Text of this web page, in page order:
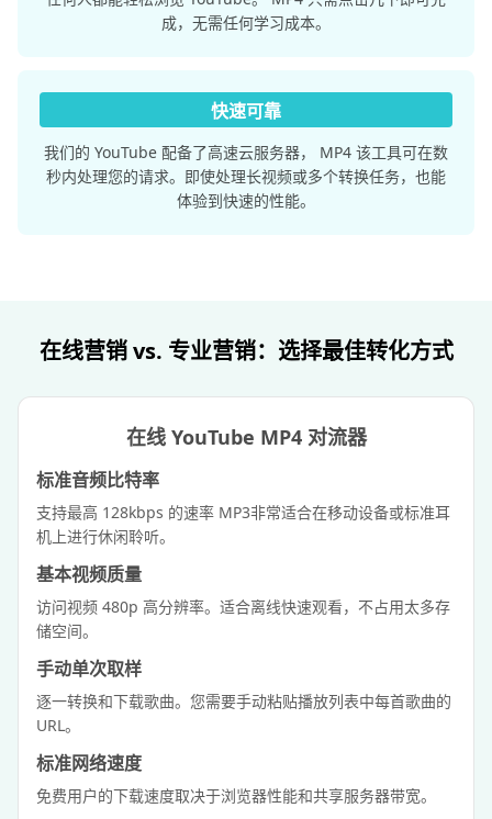
成，无需任何学习成本。
快速可靠
我们的 YouTube 配备了高速云服务器， MP4 该工具可在数
秒内处理您的请求。即使处理长视频或多个转换任务，也能
体验到快速的性能。
在线营销 vs. 专业营销：选择最佳转化方式
在线 YouTube MP4 对流器
标准音频比特率
支持最高 128kbps 的速率 MP3非常适合在移动设备或标准耳
机上进行休闲聆听。
基本视频质量
访问视频 480p 高分辨率。适合离线快速观看，不占用太多存
储空间。
手动单次取样
逐一转换和下载歌曲。您需要手动粘贴播放列表中每首歌曲的
URL。
标准网络速度
免费用户的下载速度取决于浏览器性能和共享服务器带宽。